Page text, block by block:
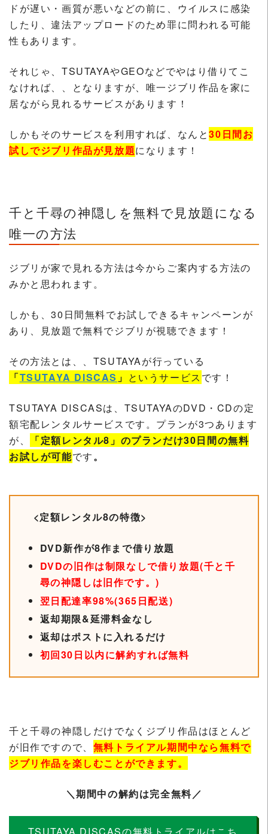
ドが遅い・画質が悪いなどの前に、ウイルスに感染
したり、違法アップロードのため罪に問われる可能
性もあります。
それじゃ、TSUTAYAやGEOなどでやはり借りてこ
なければ、、となりますが、唯一ジブリ作品を家に
居ながら見れるサービスがあります！
しかもそのサービスを利用すれば、なんと30日間お
試しでジブリ作品が見放題になります！
千と千尋の神隠しを無料で見放題になる
唯一の方法
ジブリが家で見れる方法は今からご案内する方法の
みかと思われます。
しかも、30日間無料でお試しできるキャンペーンが
あり、見放題で無料でジブリが視聴できます！
その方法とは、、TSUTAYAが行っている
「TSUTAYA DISCAS 」 というサービス です！
TSUTAYA DISCASは、TSUTAYAのDVD・CDの定
額宅配レンタルサービスです。プランが3つあります
が、
「定額レンタル8」のプランだけ30日間の無料
お試しが可能です。
<定額レンタル8の特徴>
DVD新作が8作まで借り放題
DVDの旧作は制限なしで借り放題(千と千
尋の神隠しは旧作です。)
翌日配達率98%(365日配送)
返却期限&延滞料金なし
返却はポストに入れるだけ
初回30日以内に解約すれば無料
千と千尋の神隠しだけでなくジブリ作品はほとんど
が旧作ですので、 無料トライアル期間中なら無料で
ジブリ作品を楽しむことができます。
＼期間中の解約は完全無料／